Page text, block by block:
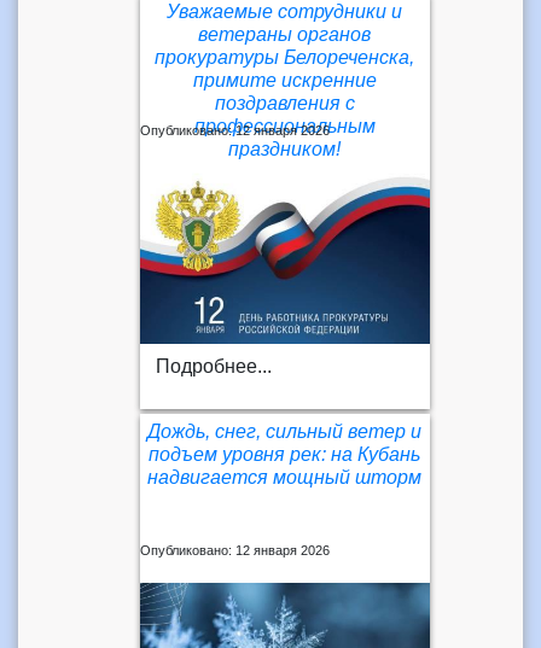
Уважаемые сотрудники и
ветераны органов
прокуратуры Белореченска,
примите искренние
поздравления с
профессиональным
праздником!
Опубликовано: 12 января 2026
Подробнее...
Дождь, снег, сильный ветер и
подъем уровня рек: на Кубань
надвигается мощный шторм
Опубликовано: 12 января 2026